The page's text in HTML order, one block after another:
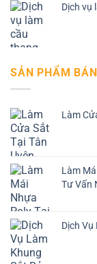
Dịch vụ
SẢN PHẨM
Làm
Làm
Tư Vấn
Dịch Vụ